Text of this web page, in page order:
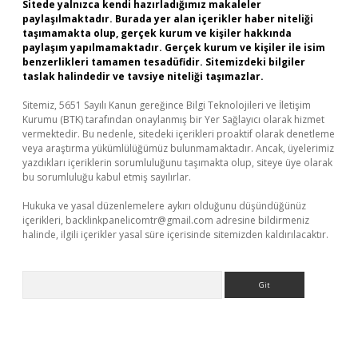
Sitede yalnızca kendi hazırladığımız makaleler
paylaşılmaktadır. Burada yer alan içerikler haber niteliği
taşımamakta olup, gerçek kurum ve kişiler hakkında
paylaşım yapılmamaktadır. Gerçek kurum ve kişiler ile isim
benzerlikleri tamamen tesadüfidir. Sitemizdeki bilgiler
taslak halindedir ve tavsiye niteliği taşımazlar.
Sitemiz, 5651 Sayılı Kanun gereğince Bilgi Teknolojileri ve İletişim
Kurumu (BTK) tarafından onaylanmış bir Yer Sağlayıcı olarak hizmet
vermektedir. Bu nedenle, sitedeki içerikleri proaktif olarak denetleme
veya araştırma yükümlülüğümüz bulunmamaktadır. Ancak, üyelerimiz
yazdıkları içeriklerin sorumluluğunu taşımakta olup, siteye üye olarak
bu sorumluluğu kabul etmiş sayılırlar.
Hukuka ve yasal düzenlemelere aykırı olduğunu düşündüğünüz
içerikleri, backlinkpanelicomtr@gmail.com adresine bildirmeniz
halinde, ilgili içerikler yasal süre içerisinde sitemizden kaldırılacaktır.